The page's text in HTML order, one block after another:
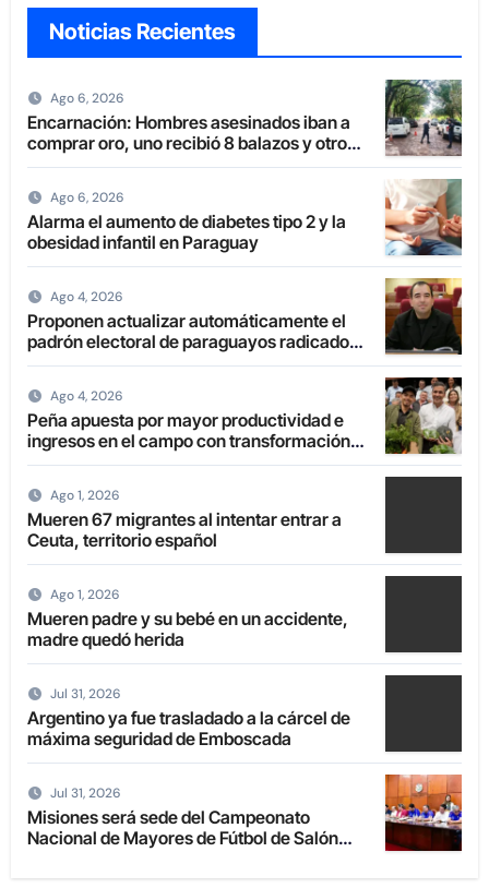
Noticias Recientes
Ago 6, 2026
Encarnación: Hombres asesinados iban a
comprar oro, uno recibió 8 balazos y otro
uno en la boca
Ago 6, 2026
Alarma el aumento de diabetes tipo 2 y la
obesidad infantil en Paraguay
Ago 4, 2026
Proponen actualizar automáticamente el
padrón electoral de paraguayos radicados
en el extranjero
Ago 4, 2026
Peña apuesta por mayor productividad e
ingresos en el campo con transformación
de la agricultura familiar
Ago 1, 2026
Mueren 67 migrantes al intentar entrar a
Ceuta, territorio español
Ago 1, 2026
Mueren padre y su bebé en un accidente,
madre quedó herida
Jul 31, 2026
Argentino ya fue trasladado a la cárcel de
máxima seguridad de Emboscada
Jul 31, 2026
Misiones será sede del Campeonato
Nacional de Mayores de Fútbol de Salón